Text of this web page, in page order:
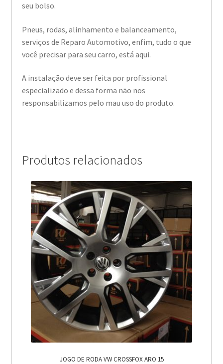
seu bolso.
Pneus, rodas, alinhamento e balanceamento,
serviços de Reparo Automotivo, enfim, tudo o que
você precisar para seu carro, está aqui.
A instalação deve ser feita por profissional
especializado e dessa forma não nos
responsabilizamos pelo mau uso do produto.
Produtos relacionados
JOGO DE RODA VW CROSSFOX ARO 15